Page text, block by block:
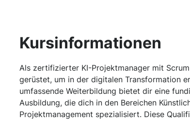
Kursinformationen
Als zertifizierter KI-Projektmanager mit
gerüstet, um in der digitalen Transformation
umfassende Weiterbildung bietet dir eine
Ausbildung, die dich in den Bereichen
Projektmanagement spezialisiert. Diese